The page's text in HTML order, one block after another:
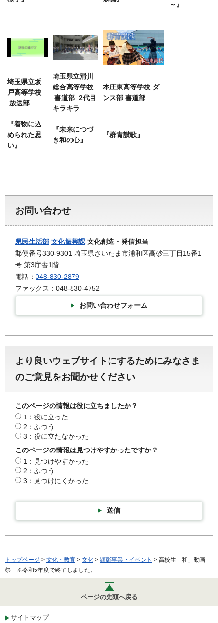
～』
埼玉県立坂
戸高等学校
放送部
埼玉県立滑川
総合高等学校
書道部 2代目
キラキラ
本庄東高等学校 ダ
ンス部 書道部
『着物に込
められた思
い』
『未来につづ
き和の心』
『群青讃歌』
お問い合わせ
県民生活部 文化振興課 文化創造・発信担当
郵便番号330-9301 埼玉県さいたま市浦和区高砂三丁目15番1
号 第3庁舎1階
電話： 048-830-2879
ファックス：048-830-4752
お問い合わせフォーム
より良いウェブサイトにするためにみなさま
のご意見をお聞かせください
このページの情報は役に立ちましたか？
1：役に立った
2：ふつう
3：役に立たなかった
このページの情報は見つけやすかったですか？
1：見つけやすかった
2：ふつう
3：見つけにくかった
送信
トップページ > 文化・教育 > 文化 > 顕彰事業・イベント > 高校生「和」動画
祭 ※令和5年度で終了しました。
ページの先頭へ戻る
サイトマップ